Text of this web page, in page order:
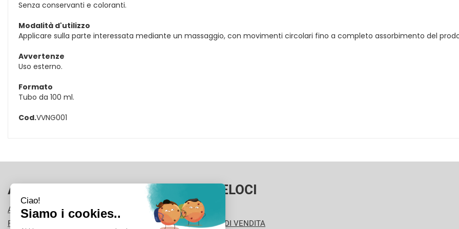
Senza conservanti e coloranti.
Modalità d'utilizzo
Applicare sulla parte interessata mediante un massaggio, con movimenti circolari fino a completo assorbimento del
Avvertenze
Uso esterno.
Formato
Tubo da 100 ml.
Cod.VVNG001
AREA UTENTE
ACCEDI
REGISTRATI
LINK VELOCI
CONTATTI
CONDIZIONI DI VENDITA